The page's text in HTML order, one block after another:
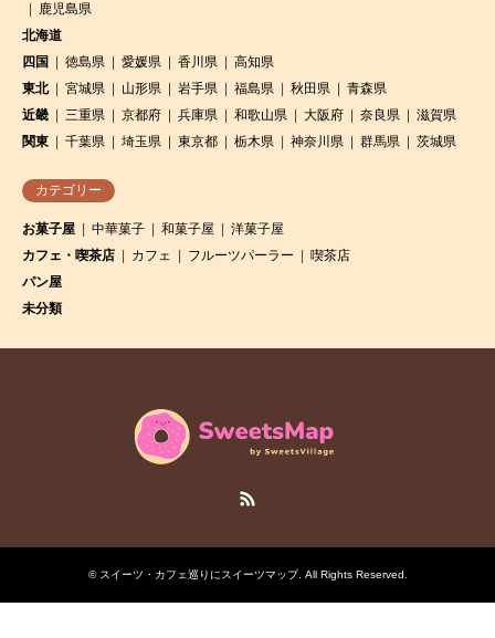
鹿児島県
北海道
四国
徳島県 愛媛県 香川県
高知県
東北
宮城県 山形県 岩手県 福島県 秋田県
青森県
近畿
三重県 京都府 兵庫県 和歌山県 大阪府 奈良県
滋賀県
関東
千葉県 埼玉県 東京都 栃木県 神奈川県 群馬県 茨城県
カテゴリー
お菓子屋 中華菓子 和菓子屋
洋菓子屋
カフェ・喫茶店
カフェ フルーツパーラー
喫茶店
パン屋
未分類
© スイーツ・カフェ巡りにスイーツマップ. All Rights Reserved.